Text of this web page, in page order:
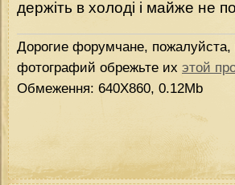
держіть в холоді і майже не
Дорогие форумчане, пожалуйста,
фотографий обрежьте их этой
Обмеження: 640Х860, 0.12Mb